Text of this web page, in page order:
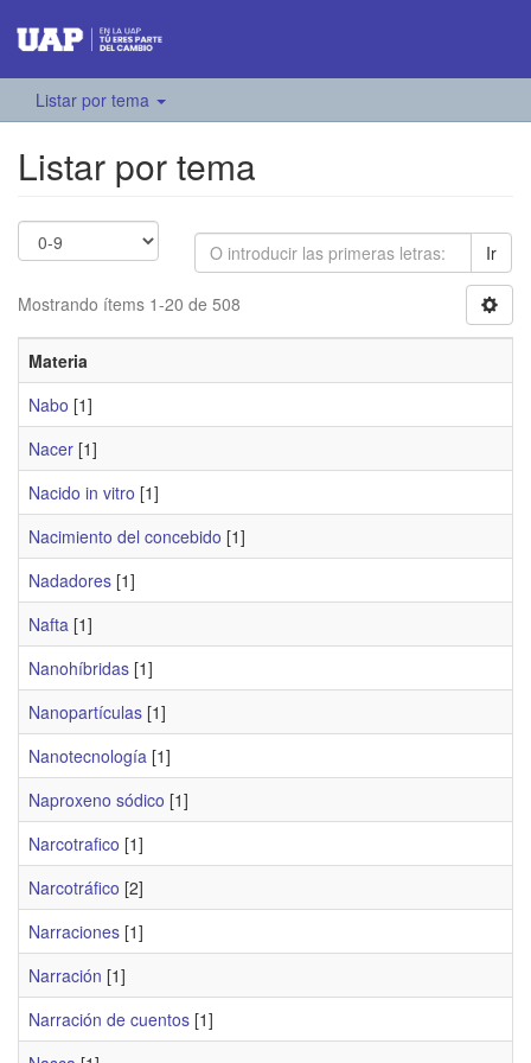
Listar por tema
Listar por tema
Ir
Mostrando ítems 1-20 de 508
Materia
Nabo [1]
Nacer [1]
Nacido in vitro [1]
Nacimiento del concebido [1]
Nadadores [1]
Nafta [1]
Nanohíbridas [1]
Nanopartículas [1]
Nanotecnología [1]
Naproxeno sódico [1]
Narcotrafico [1]
Narcotráfico [2]
Narraciones [1]
Narración [1]
Narración de cuentos [1]